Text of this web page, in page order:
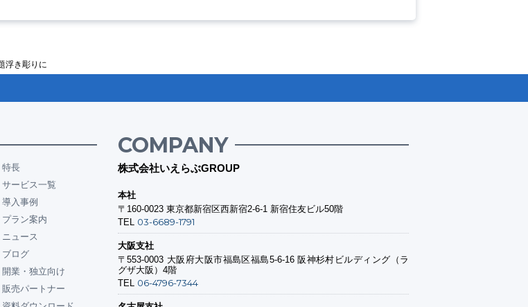
浮き彫りに
特長
サービス一覧
導入事例
プラン案内
ニュース
ブログ
開業・独立向け
販売パートナー
COMPANY
株式会社いえらぶGROUP
本社
〒160-0023 東京都新宿区西新宿2-6-1 新宿住友ビル50階
TEL 03-6689-1791
大阪支社
〒553-0003 大阪府大阪市福島区福島5-6-16 阪神杉村ビルディング（ラ
グザ大阪）4階
TEL 06-4796-7344